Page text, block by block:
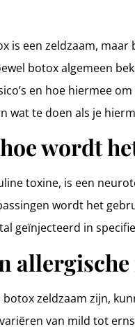
is een zeldzaam,
botox algemeen
en hoe hiermee
wat te doen als je
wordt
toxine, is een
wordt het
geïnjecteerd in
zeldzaam zijn,
van mild tot